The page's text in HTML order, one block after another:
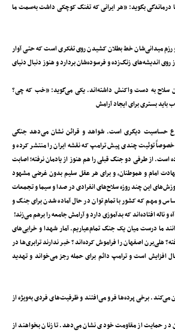
درماندگی بگوید: «هر ایرانی که تفنگ کوچکی داشت به‌سمت ما
رزم میدانی‌شان خط بطلان کشیدن روی تفکری است که حتی آوار
روی اندیشه‌های زنگ‌زده و فرسوده‌شان بردارد و هنوز دنبال دنیای
سلاح به دست واکنش داشته‌اند. یکی می‌گوید: «خب که چی؟
باید بستری برای ایجاد آرامش
حساسیت دیگری است. شواهد و قرائن نشان می‌دهد جنگی
توئیت چندی پیش ترامپ که نقشه‌ ایران را منتشر کرده و
است. از طرفی دو جنگ قبلی را هم هنوز از یادمان نرفته؛ اصابت
امام و هموطنان، و برای هر عقل سلیم بدون غرضی مشهود
این چند روزه‌ سلاح‌های انفرادی در صدا و سیما و تجمعات
و مهم که کشور با تمام توان در حال آماده شدن برای جنگ و
و ناله افتاده‌اند که بدآموزی دارد و آرامش جامعه را برهم می‌زند!
ما درست میان یک جنگ تمام‌عیاریم. آمار شهدا و خرابی‌های
هلی‌برن اصفهان را فراموش کرده‌اند؟ خبر ندارند ترابری‌ها در
افزایش است و ترامپ دائم برای حمله رجز می‌خواند و تهدید
می‌کند. برخی پرده‌ها فرو می‌افتند و ظرفیت‌های فردی به‌ویژه از
حمایت از مقاومت خودی نشان می‌دهد. تا زنان بخواهند از